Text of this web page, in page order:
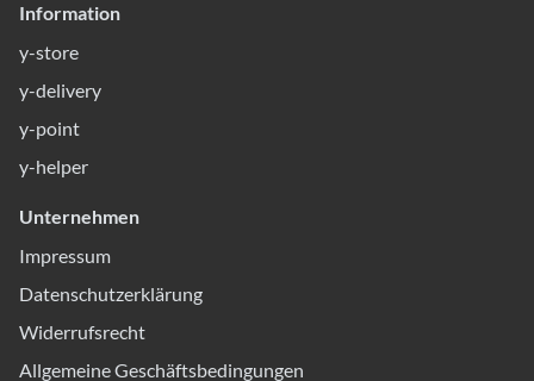
Information
y-store
y-delivery
y-point
y-helper
Unternehmen
Impressum
Datenschutzerklärung
Widerrufsrecht
Allgemeine Geschäftsbedingungen